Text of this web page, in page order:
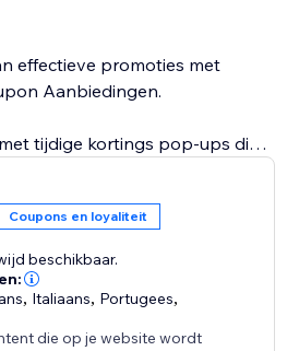
effectieve promoties met
Aanbiedingen.
tijdige kortings pop-ups die
verhoog de verkopen met
unieke kortingscodes weer
aantrekken.
met dynamische en
Coupons en loyaliteit
beschikbaar.
, Italiaans, Portugees,
die op je website wordt